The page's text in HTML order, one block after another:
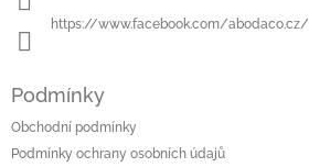
https://www.facebook.com/abodaco.cz/
Podmínky
Obchodní podmínky
Podmínky ochrany osobních údajů